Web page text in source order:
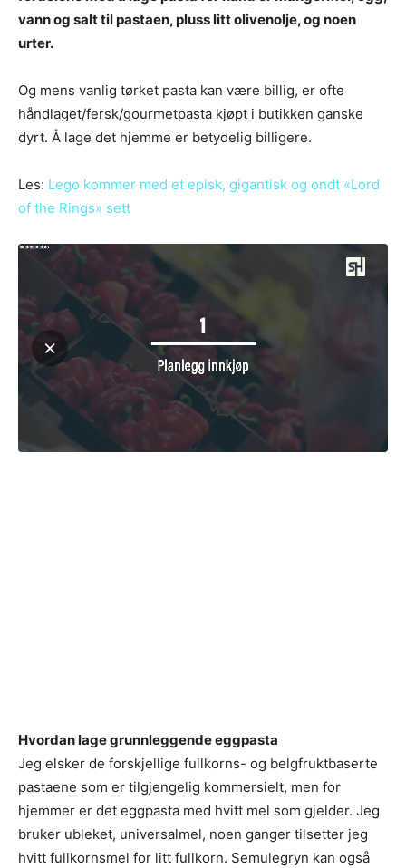
vann og salt til pastaen, pluss litt olivenolje, og noen
urter.
Og mens vanlig tørket pasta kan være billig, er ofte
håndlaget/fersk/gourmetpasta kjøpt i butikken ganske
dyrt. Å lage det hjemme er betydelig billigere.
Les: Lego kommer med et episk, gigantisk og ondt «Lord
of the Rings» sett
Hvordan lage grunnleggende eggpasta
Jeg elsker de forskjellige fullkorns- og belgfruktbaserte
pastaene som er tilgjengelig kommersielt, men for
hjemmer er det eggpasta med hvitt mel som gjelder. Jeg
bruker ubleket, universalmel, noen ganger tilsetter jeg
hvitt fullkornsmel for litt fullkorn. Semulegryn kan også